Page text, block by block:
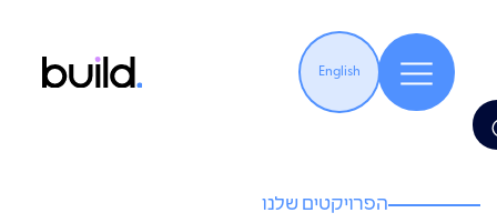
English
הפרויקטים שלנו